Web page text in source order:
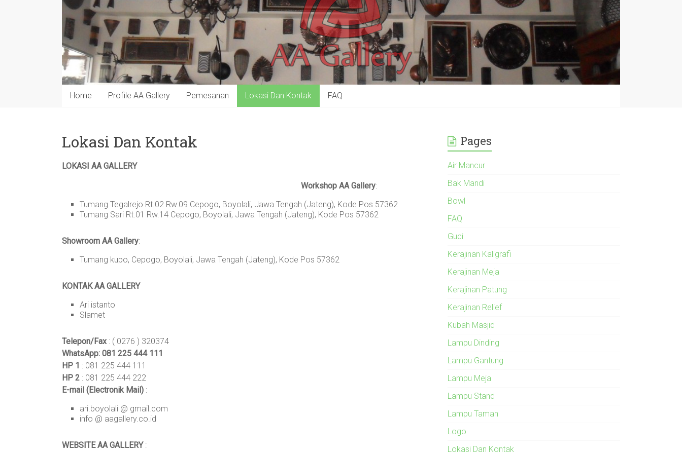
Home Profile AA Gallery Pemesanan Lokasi Dan Kontak FAQ
Lokasi Dan Kontak
LOKASI AA GALLERY
Workshop AA Gallery:
Tumang Tegalrejo Rt.02 Rw.09 Cepogo, Boyolali, Jawa Tengah (Jateng), Kode Pos 57362
Tumang Sari Rt.01 Rw.14 Cepogo, Boyolali, Jawa Tengah (Jateng), Kode Pos 57362
Showroom AA Gallery:
Tumang kupo, Cepogo, Boyolali, Jawa Tengah (Jateng), Kode Pos 57362
KONTAK AA GALLERY
Ari istanto
Slamet
Telepon/Fax : ( 0276 ) 320374
WhatsApp: 081 225 444 111
HP 1 : 081 225 444 111
HP 2 : 081 225 444 222
E-mail (Electronik Mail) :
ari.boyolali @ gmail.com
info @ aagallery.co.id
WEBSITE AA GALLERY:
Pages
Air Mancur
Bak Mandi
Bowl
FAQ
Guci
Kerajinan Kaligrafi
Kerajinan Meja
Kerajinan Patung
Kerajinan Relief
Kubah Masjid
Lampu Dinding
Lampu Gantung
Lampu Meja
Lampu Stand
Lampu Taman
Logo
Lokasi Dan Kontak